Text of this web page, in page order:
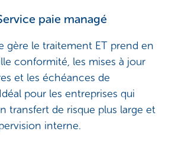
paie managé
gère le traitement ET prend en
conformité, les mises à jour
et les échéances de
pour les entreprises qui
transfert de risque plus large et
interne.